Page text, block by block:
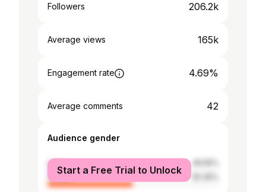
Followers 206.2k
Average views 165k
Engagement rate 4.69%
Average comments 42
Audience gender
male
female
Start a Free Trial to Unlock